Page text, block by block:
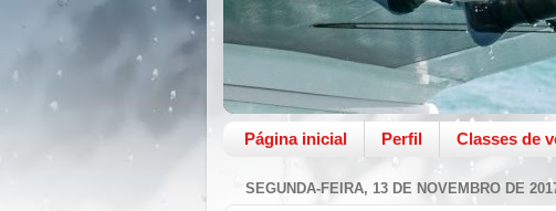
Página inicial Perfil Classes de
SEGUNDA-FEIRA, 13 DE NOVEMBRO DE